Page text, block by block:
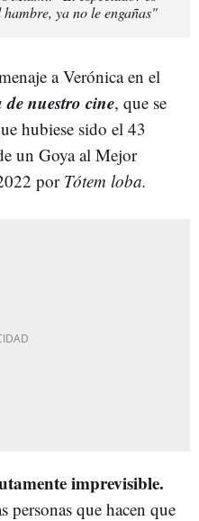
ya no le engañas"
a Verónica en el
nuestro cine, que se
hubiese sido el 43
un Goya al Mejor
por Tótem loba.
imprevisible.
personas que hacen que